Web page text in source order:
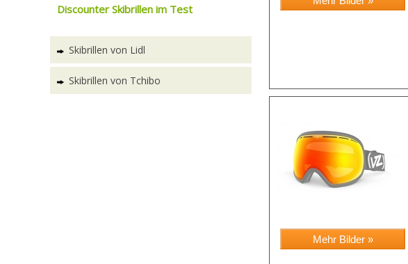
Discounter Skibrillen im Test
Skibrillen von Lidl
Skibrillen von Tchibo